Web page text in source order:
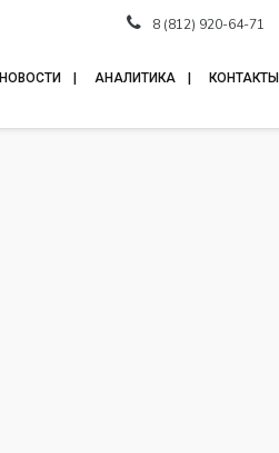
8 (812) 920-64-71
НОВОСТИ АНАЛИТИКА КОНТАКТЫ